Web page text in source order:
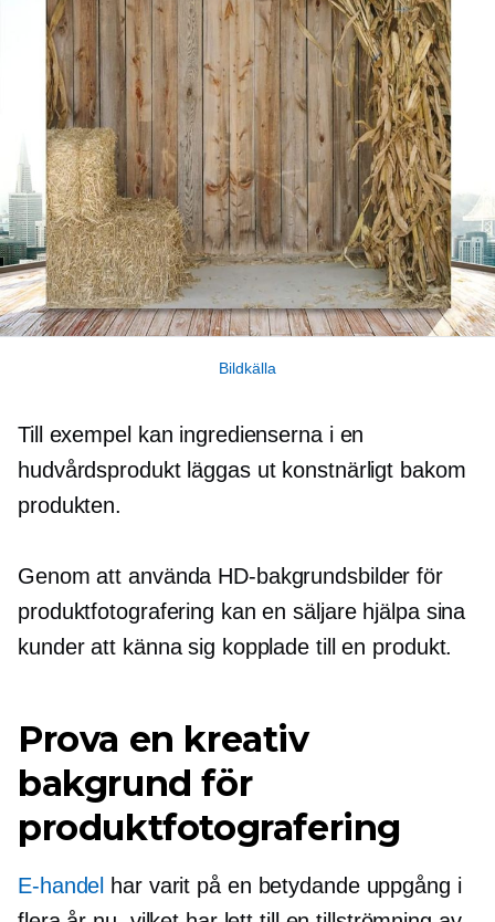
Bildkälla
Till exempel kan ingredienserna i en
hudvårdsprodukt läggas ut konstnärligt bakom
produkten.
Genom att använda HD-bakgrundsbilder för
produktfotografering kan en säljare hjälpa sina
kunder att känna sig kopplade till en produkt.
Prova en kreativ
bakgrund för
produktfotografering
E-handel har varit på en betydande uppgång i